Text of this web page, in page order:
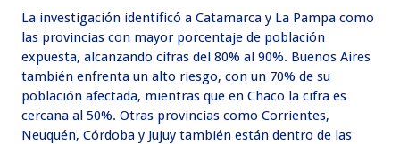
La investigación identificó a Catamarca y La Pampa como
las provincias con mayor porcentaje de población
expuesta, alcanzando cifras del 80% al 90%. Buenos Aires
también enfrenta un alto riesgo, con un 70% de su
población afectada, mientras que en Chaco la cifra es
cercana al 50%. Otras provincias como Corrientes,
Neuquén, Córdoba y Jujuy también están dentro de las